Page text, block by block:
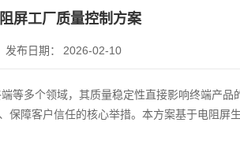
屏工厂质量控制方案
发布日期： 2026-02-10
等多个领域，其质量稳定性直接影响终端产
障客户信任的核心举措。本方案基于电阻屏